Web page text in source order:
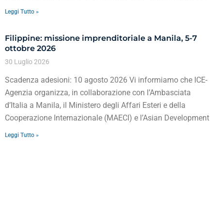
Leggi Tutto »
Filippine: missione imprenditoriale a Manila, 5-7
ottobre 2026
30 Luglio 2026
Scadenza adesioni: 10 agosto 2026 Vi informiamo che ICE-
Agenzia organizza, in collaborazione con l’Ambasciata
d’Italia a Manila, il Ministero degli Affari Esteri e della
Cooperazione Internazionale (MAECI) e l’Asian Development
Leggi Tutto »